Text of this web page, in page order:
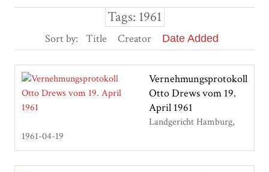
Tags: 1961
Sort by: Title Creator Date Added
Vernehmungsprotokoll
Otto Drews vom 19.
April 1961
Landgericht Hamburg
1961-04-19